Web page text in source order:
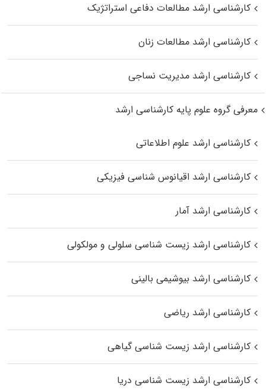
کارشناسی ارشد مطالعات دفاعی استراتژیک
کارشناسی ارشد مطالعات زنان
کارشناسی ارشد مدیریت نساجی
معرفی گروه علوم پایه کارشناسی ارشد
کارشناسی ارشد علوم اطلاعاتی
کارشناسی ارشد اقیانوس‌ شناسی فیزیکی
کارشناسی ارشد آمار
کارشناسی ارشد زیست شناسی سلولی و مولکولی
کارشناسی ارشد بیوشیمی بالینی
کارشناسی ارشد ریاضی
کارشناسی ارشد زیست‌ شناسی گیاهی
کارشناسی ارشد زیست‌ شناسی دریا